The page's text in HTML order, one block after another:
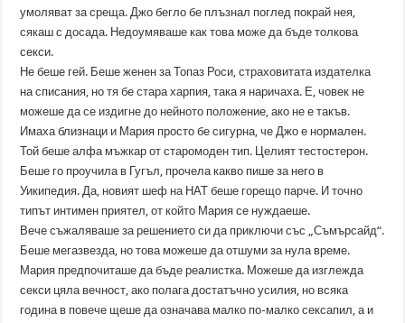
умоляват за среща. Джо бегло бе плъзнал поглед покрай нея,
сякаш с досада. Недоумяваше как това може да бъде толкова
секси.
Не беше гей. Беше женен за Топаз Роси, страховитата издателка
на списания, но тя бе стара харпия, така я наричаха. Е, човек не
можеше да се издигне до нейното положение, ако не е такъв.
Имаха близнаци и Мария просто бе сигурна, че Джо е нормален.
Той беше алфа мъжкар от старомоден тип. Целият тестостерон.
Беше го проучила в Гугъл, прочела какво пише за него в
Уикипедия. Да, новият шеф на НАТ беше горещо парче. И точно
типът интимен приятел, от който Мария се нуждаеше.
Вече съжаляваше за решението си да приключи със „Съмърсайд“.
Беше мегазвезда, но това можеше да отшуми за нула време.
Мария предпочиташе да бъде реалистка. Можеше да изглежда
секси цяла вечност, ако полага достатъчно усилия, но всяка
година в повече щеше да означава малко по-малко сексапил, а и